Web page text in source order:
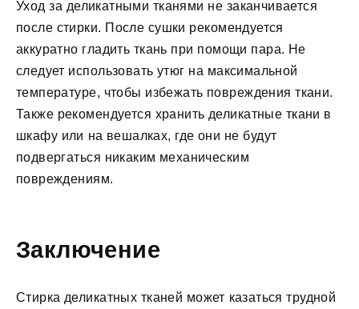
Уход за деликатными тканями не заканчивается
после стирки. После сушки рекомендуется
аккуратно гладить ткань при помощи пара. Не
следует использовать утюг на максимальной
температуре, чтобы избежать повреждения ткани.
Также рекомендуется хранить деликатные ткани в
шкафу или на вешалках, где они не будут
подвергаться никаким механическим
повреждениям.
Заключение
Стирка деликатных тканей может казаться трудной